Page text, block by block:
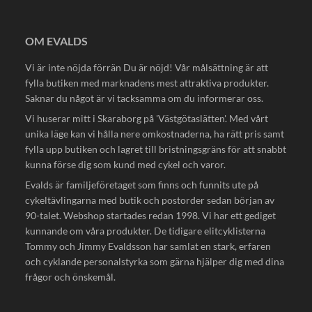
OM EVALDS
Vi är inte nöjda förrän Du är nöjd! Vår målsättning är att
fylla butiken med marknadens mest attraktiva produkter.
Saknar du något är vi tacksamma om du informerar oss.
Vi huserar mitt i Skaraborg på 'Västgötaslätten'. Med vårt
unika läge kan vi hålla nere omkostnaderna, ha rätt pris samt
fylla upp butiken och lagret till bristningsgräns för att snabbt
kunna förse dig som kund med cykel och varor.
Evalds är familjeföretaget som finns och funnits ute på
cykeltävlingarna med butik och postorder sedan början av
90-talet. Webshop startades redan 1998. Vi har ett gediget
kunnande om våra produkter. De tidigare elitcyklisterna
Tommy och Jimmy Evaldsson har samlat en stark, erfaren
och cyklande personalstyrka som gärna hjälper dig med dina
frågor och önskemål.